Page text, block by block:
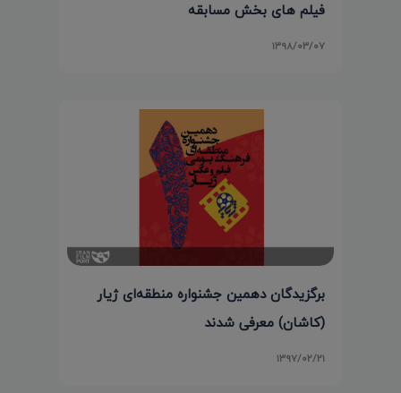
فیلم های بخش مسابقه
۱۳۹۸/۰۳/۰۷
برگزیدگان دهمین جشنواره منطقه‌ای ژیار
(کاشان) معرفی شدند
۱۳۹۷/۰۲/۲۱